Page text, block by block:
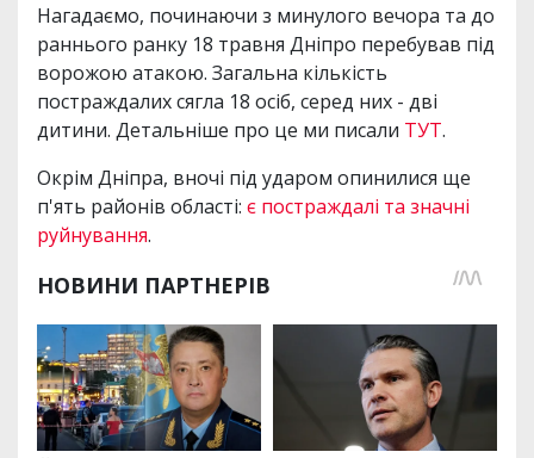
Нагадаємо, починаючи з минулого вечора та до
раннього ранку 18 травня Дніпро перебував під
ворожою атакою. Загальна кількість
постраждалих сягла 18 осіб, серед них - дві
дитини. Детальніше про це ми писали ТУТ.
Окрім Дніпра, вночі під ударом опинилися ще
п'ять районів області: є постраждалі та значні
руйнування.